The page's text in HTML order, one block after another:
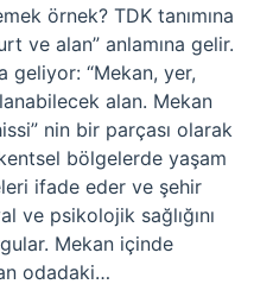
örnek? TDK tanımına
ve alan” anlamına gelir.
geliyor: “Mekan, yer,
alan. Mekan
nin bir parçası olarak
bölgelerde yaşam
ifade eder ve şehir
ve psikolojik sağlığını
Mekan içinde
odadaki…